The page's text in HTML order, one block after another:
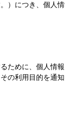
）につき、個人
ために、個人情報
の利用目的を通知